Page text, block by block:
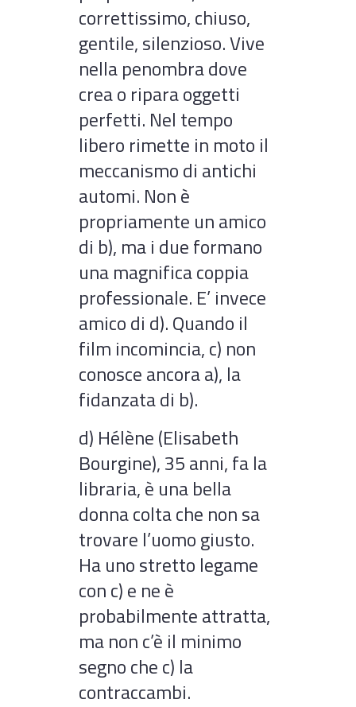
correttissimo, chiuso,
gentile, silenzioso. Vive
nella penombra dove
crea o ripara oggetti
perfetti. Nel tempo
libero rimette in moto il
meccanismo di antichi
automi. Non è
propriamente un amico
di b), ma i due formano
una magnifica coppia
professionale. E’ invece
amico di d). Quando il
film incomincia, c) non
conosce ancora a), la
fidanzata di b).
d) Hélène (Elisabeth
Bourgine), 35 anni, fa la
libraria, è una bella
donna colta che non sa
trovare l’uomo giusto.
Ha uno stretto legame
con c) e ne è
probabilmente attratta,
ma non c’è il minimo
segno che c) la
contraccambi.